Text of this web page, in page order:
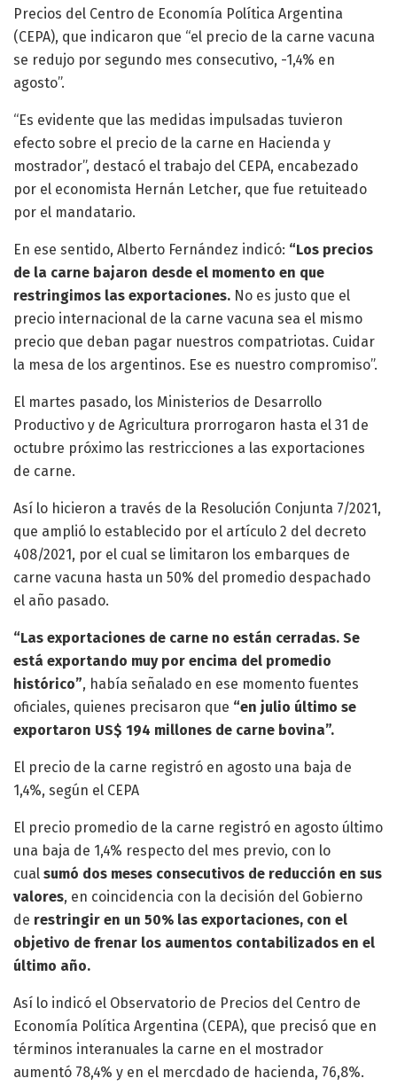
Precios del Centro de Economía Política Argentina
(CEPA), que indicaron que “el precio de la carne vacuna
se redujo por segundo mes consecutivo, -1,4% en
agosto”.
“Es evidente que las medidas impulsadas tuvieron
efecto sobre el precio de la carne en Hacienda y
mostrador”, destacó el trabajo del CEPA, encabezado
por el economista Hernán Letcher, que fue retuiteado
por el mandatario.
En ese sentido, Alberto Fernández indicó: “Los precios
de la carne bajaron desde el momento en que
restringimos las exportaciones. No es justo que el
precio internacional de la carne vacuna sea el mismo
precio que deban pagar nuestros compatriotas. Cuidar
la mesa de los argentinos. Ese es nuestro compromiso”.
El martes pasado, los Ministerios de Desarrollo
Productivo y de Agricultura prorrogaron hasta el 31 de
octubre próximo las restricciones a las exportaciones
de carne.
Así lo hicieron a través de la Resolución Conjunta 7/2021,
que amplió lo establecido por el artículo 2 del decreto
408/2021, por el cual se limitaron los embarques de
carne vacuna hasta un 50% del promedio despachado
el año pasado.
“Las exportaciones de carne no están cerradas. Se
está exportando muy por encima del promedio
histórico”, había señalado en ese momento fuentes
oficiales, quienes precisaron que “en julio último se
exportaron US$ 194 millones de carne bovina”.
El precio de la carne registró en agosto una baja de
1,4%, según el CEPA
El precio promedio de la carne registró en agosto último
una baja de 1,4% respecto del mes previo, con lo
cual sumó dos meses consecutivos de reducción en sus
valores, en coincidencia con la decisión del Gobierno
de restringir en un 50% las exportaciones, con el
objetivo de frenar los aumentos contabilizados en el
último año.
Así lo indicó el Observatorio de Precios del Centro de
Economía Política Argentina (CEPA), que precisó que en
términos interanuales la carne en el mostrador
aumentó 78,4% y en el mercdado de hacienda, 76,8%.